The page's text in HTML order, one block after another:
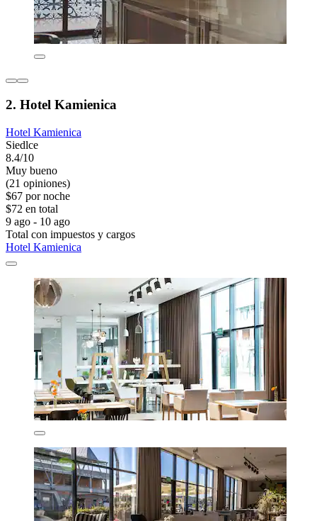
2. Hotel Kamienica
Hotel Kamienica
Siedlce
8.4/10
Muy bueno
(21 opiniones)
$67 por noche
$72 en total
9 ago - 10 ago
Total con impuestos y cargos
Hotel Kamienica